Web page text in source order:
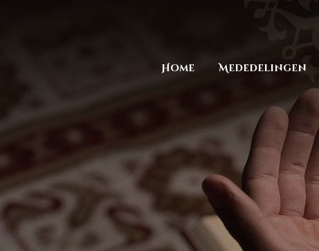
Home Mededelingen